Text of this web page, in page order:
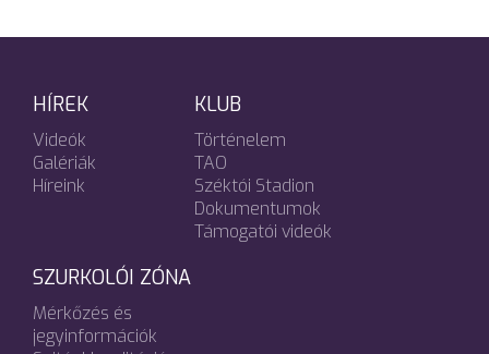
HÍREK
Videók
Galériák
Híreink
KLUB
Történelem
TAO
Széktói Stadion
Dokumentumok
Támogatói videók
SZURKOLÓI ZÓNA
Mérkőzés és
jegyinformációk